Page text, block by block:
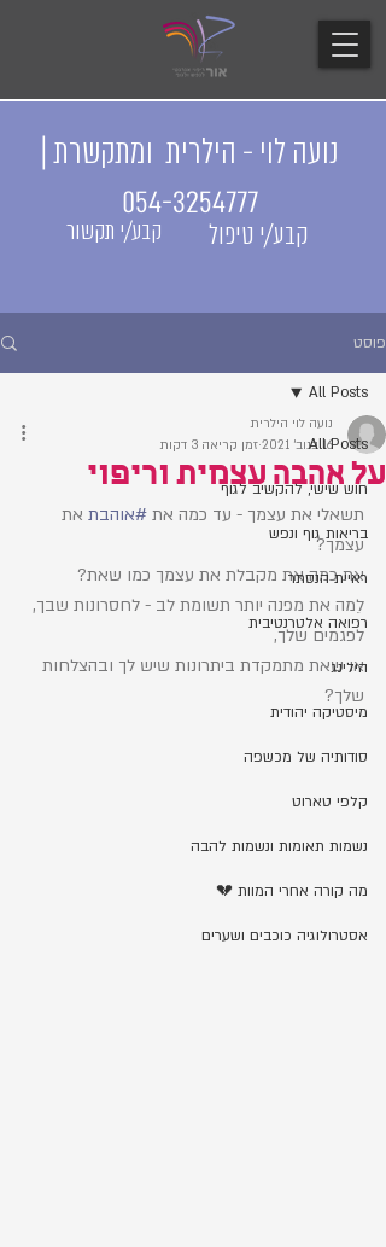
נועה לוי - הילרית ומתקשרת |
054-3254777
קבע/י תקשור קבע/י טיפול
פוסט
All Posts
חוש שישי, להקשיב לגוף
בריאות גוף ונפש
ראיית הנסתר
רפואה אלטרנטיבית
הילינג
מיסטיקה יהודית
סודותיה של מכשפה
קלפי טארוט
נשמות תאומות ונשמות להבה
מה קורה אחרי המוות 💔
אסטרולוגיה כוכבים ושערים
All Posts
על אהבה עצמית וריפוי
נועה לוי הילרית
16 בנוב׳ 2021
זמן קריאה 3 דקות
תשאלי את עצמך - עד כמה את #אוהבת את
עצמך?
את כמה את מקבלת את עצמך כמו שאת?
לֵמה את מפנה יותר תשומת לב - לחסרונות שבך,
לפגמים שלך,
או שאת מתמקדת ביתרונות שיש לך ובהצלחות
שלך?